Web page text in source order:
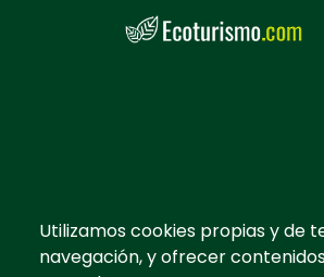
Utilizamos cookies propias y de
navegación, y ofrecer